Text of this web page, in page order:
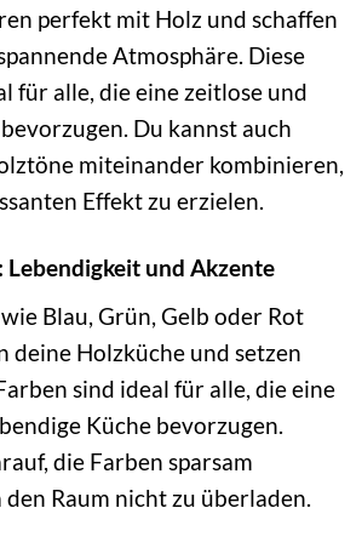
perfekt mit Holz und schaffen
Atmosphäre. Diese
für alle, die eine zeitlose und
Du kannst auch
miteinander kombinieren,
Effekt zu erzielen.
und Akzente
Blau, Grün, Gelb oder Rot
deine Holzküche und setzen
sind ideal für alle, die eine
Küche bevorzugen.
die Farben sparsam
Raum nicht zu überladen.